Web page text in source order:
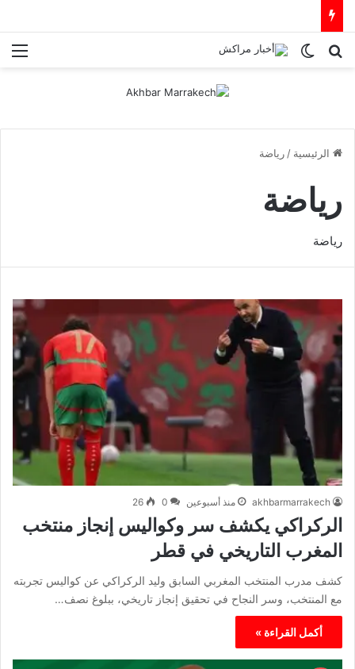
بحث عنالوضع المظلم
الرئيسية / رياضة
رياضة
رياضة
akhbarmarrakech منذ أسبوعين 0
26
الركراكي يكشف سر وكواليس إنجاز منتخب
المغرب التاريخي في قطر
كشف مدرب المنتخب المغربي السابق وليد الركراكي عن كواليس تجربته
مع المنتخب، وسر النجاح في تحقيق إنجاز تاريخي، ببلوغ نصف…
أكمل القراءة »